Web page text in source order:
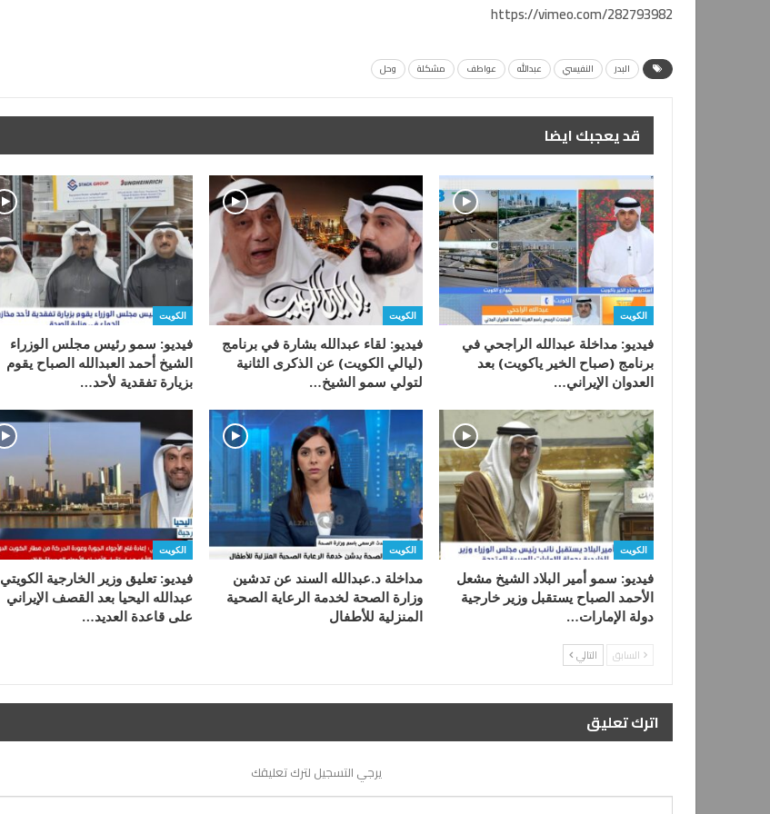
https://vimeo.com/282793982
البدر النفيسي عبدالله عواطف مشكلة وحل
قد يعجبك ايضا
الكويت
فيديو: مداخلة عبدالله الراجحي في
برنامج (صباح الخير ياكويت) بعد
العدوان الإيراني…
الكويت
فيديو: لقاء عبدالله بشارة في برنامج
(ليالي الكويت) عن الذكرى الثانية
لتولي سمو الشيخ…
الكويت
فيديو: سمو رئيس مجلس الوزراء
الشيخ أحمد العبدالله الصباح يقوم
بزيارة تفقدية لأحد…
الكويت
فيديو: سمو أمير البلاد الشيخ مشعل
الأحمد الصباح يستقبل وزير خارجية
دولة الإمارات…
الكويت
مداخلة د.عبدالله السند عن تدشين
وزارة الصحة لخدمة الرعاية الصحية
المنزلية للأطفال
الكويت
فيديو: تعليق وزير الخارجية الكويتي
عبدالله اليحيا بعد القصف الإيراني
على قاعدة العديد…
السابق التالي
اترك تعليق
يرجي التسجيل لترك تعليقك